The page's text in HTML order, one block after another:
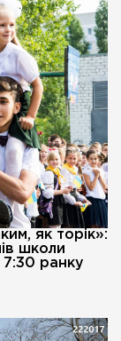
як торік»:
школи
7:30 ранку